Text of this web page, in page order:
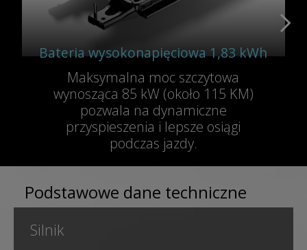
Bateria wysokonapięciowa 1,83 kWh
Maksymalna moc szczytowa
wynosząca 85 kW (około 115 KM)
pozwala na dynamiczne
przyspieszenia i lepsze osiągi
podczas jazdy.
Podstawowe dane techniczne
Silnik